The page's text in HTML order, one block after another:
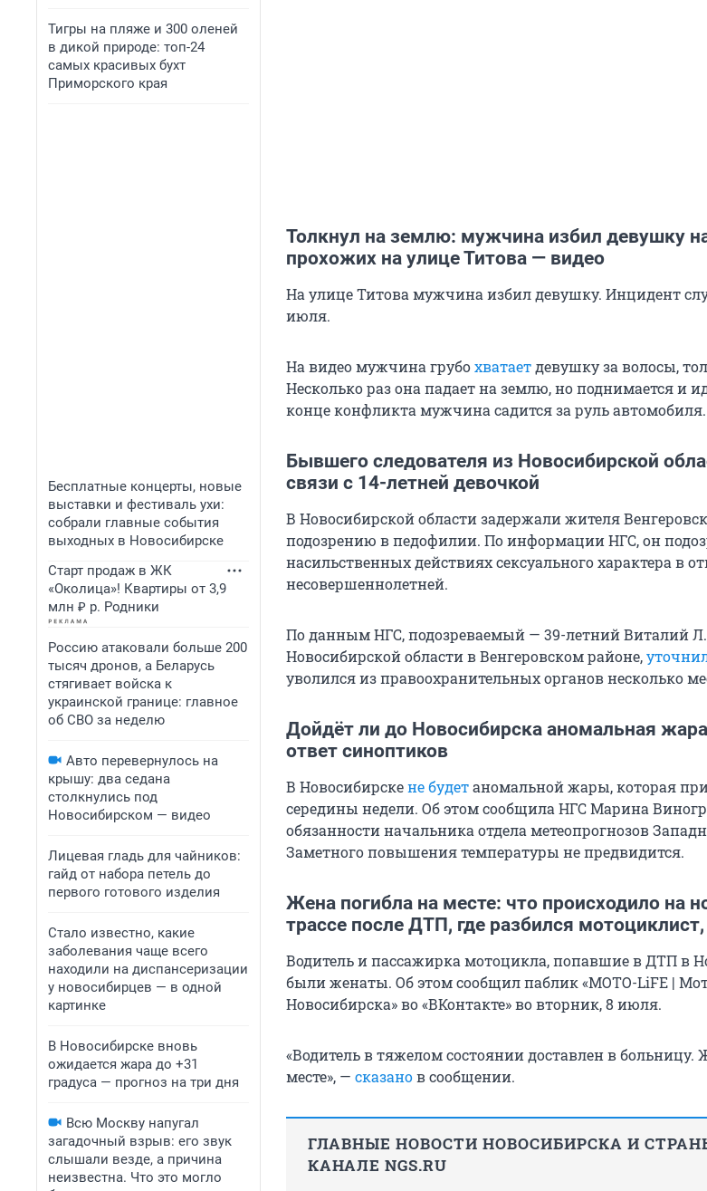
Тигры на пляже и 300 оленей
в дикой природе: топ-24
самых красивых бухт
Приморского края
Бесплатные концерты, новые
выставки и фестиваль ухи:
собрали главные события
выходных в Новосибирске
Старт продаж в ЖК
«Околица»! Квартиры от 3,9
млн ₽ р. Родники
Россию атаковали больше 200
тысяч дронов, а Беларусь
стягивает войска к
украинской границе: главное
об СВО за неделю
Авто перевернулось на
крышу: два седана
столкнулись под
Новосибирском — видео
Лицевая гладь для чайников:
гайд от набора петель до
первого готового изделия
Стало известно, какие
заболевания чаще всего
находили на диспансеризации
у новосибирцев — в одной
картинке
В Новосибирске вновь
ожидается жара до +31
градуса — прогноз на три дня
Всю Москву напугал
загадочный взрыв: его звук
слышали везде, а причина
неизвестна. Что это могло
Толкнул на землю: мужчина избил девушку
прохожих на улице Титова — видео
На улице Титова мужчина избил девушку. Инцидент
июля.
На видео мужчина грубохватаетдевушку за волосы,
Несколько раз она падает на землю, но поднимается и
конце конфликта мужчина садится за руль автомобиля.
Бывшего следователя из Новосибирской
связи с 14-летней девочкой
В Новосибирской области задержали жителя
подозрению в педофилии. По информации НГС, он
насильственных действиях сексуального характера в
несовершеннолетней.
По данным НГС, подозреваемый — 39-летний Виталий
Новосибирской области в Венгеровском районе,
уволился из правоохранительных органов несколько
Дойдёт ли до Новосибирска аномальная
ответ синоптиков
В Новосибирскене будетаномальной жары, которая
середины недели. Об этом сообщила НГС Марина
обязанности начальника отдела метеопрогнозов
Заметного повышения температуры не предвидится.
Жена погибла на месте: что происходило на
трассе после ДТП, где разбился
Водитель и пассажирка мотоцикла, попавшие в ДТП в
были женаты. Об этом сообщил паблик «MOTO-LiFE |
Новосибирска» во «ВКонтакте» во вторник, 8 июля.
«Водитель в тяжелом состоянии доставлен в больницу.
месте», — сказанов сообщении.
ГЛАВНЫЕ НОВОСТИ НОВОСИБИРСКА И
КАНАЛЕ NGS.RU